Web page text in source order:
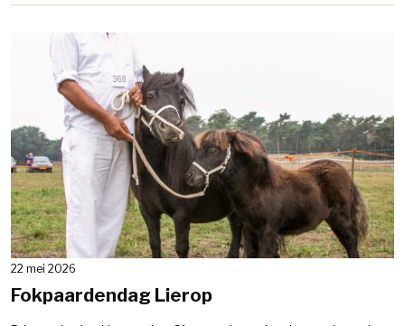
22 mei 2026
Fokpaardendag Lierop